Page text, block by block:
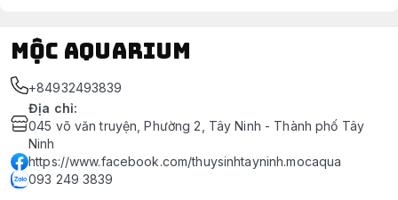
Mộc Aquarium
+84932493839
Địa chỉ:
045 võ văn truyện, Phường 2, Tây Ninh - Thành phố Tây
Ninh
https://www.facebook.com/thuysinhtayninh.mocaqua
093 249 3839